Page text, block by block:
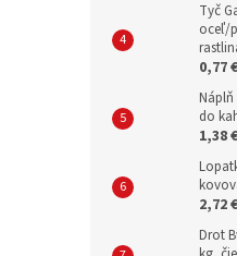
Tyč
oceľ/
0,77 €
Náplň
do
1,38 €
2,72 €
Drot